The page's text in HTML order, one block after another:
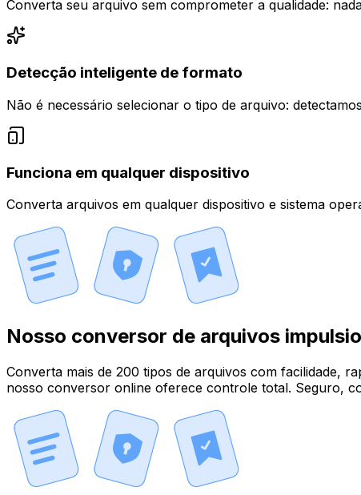
Converta seu arquivo sem comprometer a qualidade:
Detecção inteligente de formato
Não é necessário selecionar o tipo de arquivo:
Funciona em qualquer dispositivo
Converta arquivos em qualquer dispositivo e sistema
Nosso conversor de arquivos
Converta mais de 200 tipos de arquivos com facilidade,
nosso conversor online oferece controle total. Seguro,